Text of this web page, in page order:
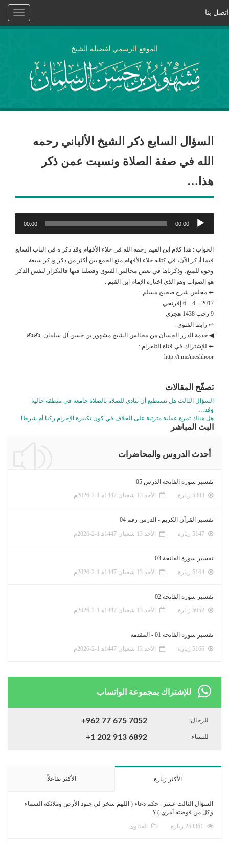
Toggle
اتصل بنا
الموقع الرسمي لفضيلة الشيخ
السؤال السابع ذكر الشيخ الألباني رحمه
الله في صفة الصلاة ونسيت عمن ذكر
هذا…
مشغل
الصوت
00:00
00:00
الجواب : هذا كلام ابن القيم رحمه الله في جلاء الأفهام وقد ذكر ه في الباب السابع
فيما أذكر الآن، في كتابه جلاء الأفهام منع الجمع بين أكثر من ذكر وذكر سبعة
وجوه للمنع، وذكرناها في بعض مجالس الفتوى وفصلنا فيها فالتكرار لنفس الذكر
هو الصواب وهو الذي اختاره الإمام ابن القيم .
⬅ مجلس شرح صحيح مسلم.
2017 – 4 – 6 إفرنجي
9 رجب 1438 هجري
↩ رابط الفتوى :
◀ خدمة الدرر الحسان من مجالس الشيخ مشهور بن حسن آل سلمان. ✍✍
⬅ للإشتراك في قناة التلغرام :
http://t.me/meshhoor
تصفّح المقالات
السؤال الثالث هل نستطيع أن ننادي للصلاة بالصلاة جامعة في منطقة خالية
وقد…
هل هناك ثمرة عملية مترتبة على الخلاف في كون تكبيرة الإحرام ركنا أم شرطا
البث المباشر
أحدث الدروس والمحاضرات
تفسير سورة الفاتحة الدرس 05
الأحد 13 شعبان 1447ﻫ 1-2-2026م
تفسير القرآن الكريم - الدرس رقم 04
الأحد 13 شعبان 1447ﻫ 1-2-2026م
تفسير سورة الفاتحة 03
الأحد 13 شعبان 1447ﻫ 1-2-2026م
تفسير سورة الفاتحة 02
الأحد 13 شعبان 1447ﻫ 1-2-2026م
تفسير سورة الفاتحة 01 - المقدمة
الأحد 13 شعبان 1447ﻫ 1-2-2026م
للإشتراك بمجموعة الواتساب
للرجال: +962 77 675 7052
للنساء: +1 202 913 6892
الأكثر زيارة الأكثر تفاعلاً
السؤال الثالث عشر : حكم دعاء ( اللهم سخر لي جنود الأرض وملائكة السماء
وكل من فوضته أمري ) ؟
الفتاوى